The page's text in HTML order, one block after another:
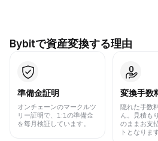
Bybitで資産変換する理由
準備金証明
オンチェーンのマークルツ
リー証明で、1:1の準備金
を毎月検証しています。
変換手数
隠れた手数
ん。見積も
のままお支
トとなります